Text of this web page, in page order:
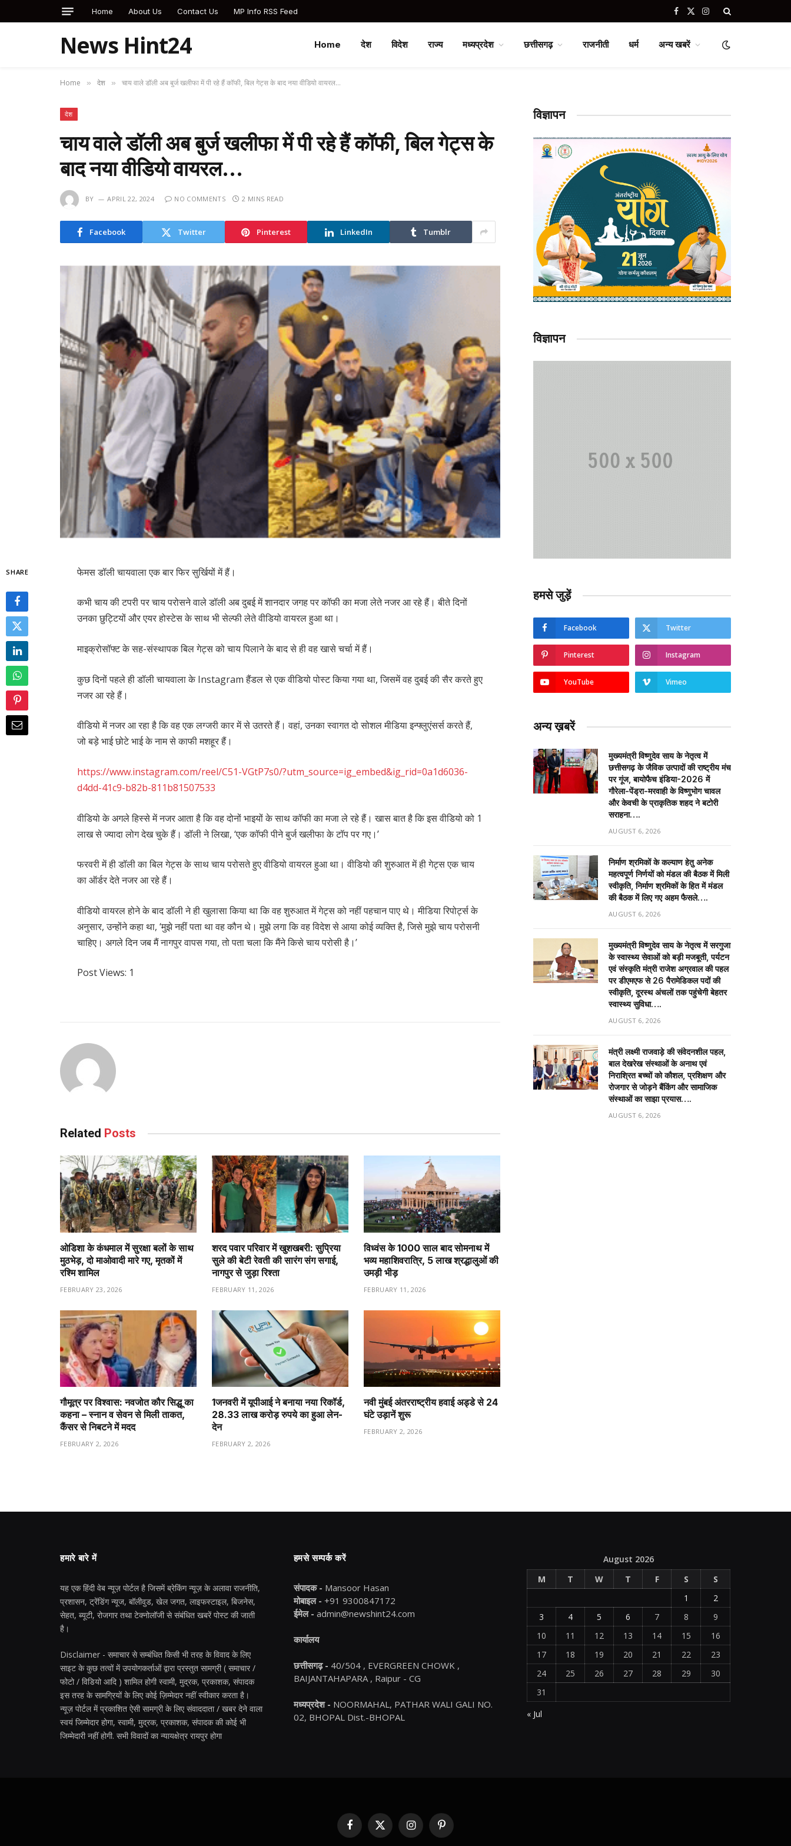
Home About Us Contact Us MP Info RSS Feed Facebook
X
Instagram
News Hint24 Home देश विदेश राज्य मध्यप्रदेश छत्तीसगढ़ राजनीती धर्म अन्य खबरें
Home » देश » चाय वाले डॉली अब बुर्ज खलीफा में पी रहे हैं कॉफी, बिल गेट्स के बाद नया वीडियो वायरल…
देश
चाय वाले डॉली अब बुर्ज खलीफा में पी रहे हैं कॉफी, बिल गेट्स के
बाद नया वीडियो वायरल…
BY APRIL 22, 2024 NO COMMENTS 2 MINS READ
Facebook Twitter Pinterest LinkedIn Tumblr
SHARE फेमस डॉली चायवाला एक बार फिर सुर्खियों में हैं।
कभी चाय की टपरी पर चाय परोसने वाले डॉली अब दुबई में शानदार जगह पर कॉफी का मजा लेते नजर आ रहे हैं। बीते दिनों
उनका छुट्टियों और एयर होस्टेस के साथ भी सेल्फी लेते वीडियो वायरल हुआ था।
माइक्रोसॉफ्ट के सह-संस्थापक बिल गेट्स को चाय पिलाने के बाद से ही वह खासे चर्चा में हैं।
कुछ दिनों पहले ही डॉली चायवाला के Instagram हैंडल से एक वीडियो पोस्ट किया गया था, जिसमें वह दुबई की सैर करते हुए
नजर आ रहे हैं।
वीडियो में नजर आ रहा है कि वह एक लग्जरी कार में से उतरते हैं। वहां, उनका स्वागत दो सोशल मीडिया इन्फ्लुएंसर्स करते हैं,
जो बड़े भाई छोटे भाई के नाम से काफी मशहूर हैं।
https://www.instagram.com/reel/C51-VGtP7s0/?utm_source=ig_embed&ig_rid=0a1d6036-
d4dd-41c9-b82b-811b81507533
वीडियो के अगले हिस्से में नजर आता है कि वह दोनों भाइयों के साथ कॉफी का मजा ले रहे हैं। खास बात है कि इस वीडियो को 1
लाख से ज्यादा लोग देख चुके हैं। डॉली ने लिखा, ‘एक कॉफी पीने बुर्ज खलीफा के टॉप पर गए।’
फरवरी में ही डॉली का बिल गेट्स के साथ चाय परोसते हुए वीडियो वायरल हुआ था। वीडियो की शुरुआत में ही गेट्स एक चाय
का ऑर्डर देते नजर आ रहे हैं।
वीडियो वायरल होने के बाद डॉली ने ही खुलासा किया था कि वह शुरुआत में गेट्स को नहीं पहचान पाए थे। मीडिया रिपोर्ट्स के
अनुसार, उन्होंने कहा था, ‘मुझे नहीं पता था वह कौन थे। मुझे लगा कि वह विदेश से आया कोई व्यक्ति है, जिसे मुझे चाय परोसनी
चाहिए। अगले दिन जब मैं नागपुर वापस गया, तो पता चला कि मैंने किसे चाय परोसी है।’
Post Views: 1
Related Posts
ओडिशा के कंधमाल में सुरक्षा बलों के साथ
मुठभेड़, दो माओवादी मारे गए, मृतकों में
रश्मि शामिल
FEBRUARY 23, 2026
शरद पवार परिवार में खुशखबरी: सुप्रिया
सुले की बेटी रेवती की सारंग संग सगाई,
नागपुर से जुड़ा रिश्ता
FEBRUARY 11, 2026
विध्वंस के 1000 साल बाद सोमनाथ में
भव्य महाशिवरात्रि, 5 लाख श्रद्धालुओं की
उमड़ी भीड़
FEBRUARY 11, 2026
गौमूत्र पर विश्वास: नवजोत कौर सिद्धू का
कहना – स्नान व सेवन से मिली ताकत,
कैंसर से निबटने में मदद
FEBRUARY 2, 2026
1️जनवरी में यूपीआई ने बनाया नया रिकॉर्ड,
28.33 लाख करोड़ रुपये का हुआ लेन-
देन
FEBRUARY 2, 2026
नवी मुंबई अंतरराष्ट्रीय हवाई अड्डे से 24
घंटे उड़ानें शुरू
FEBRUARY 2, 2026
विज्ञापन
विज्ञापन
हमसे जुड़ें
Facebook Twitter
Pinterest Instagram
YouTube Vimeo
अन्य ख़बरें
मुख्यमंत्री विष्णुदेव साय के नेतृत्व में
छत्तीसगढ़ के जैविक उत्पादों की राष्ट्रीय मंच
पर गूंज, बायोफैच इंडिया-2026 में
गौरेला-पेंड्रा-मरवाही के विष्णुभोग चावल
और केवची के प्राकृतिक शहद ने बटोरी
सराहना….
AUGUST 6, 2026
निर्माण श्रमिकों के कल्याण हेतु अनेक
महत्वपूर्ण निर्णयों को मंडल की बैठक में मिली
स्वीकृति, निर्माण श्रमिकों के हित में मंडल
की बैठक में लिए गए अहम फैसले….
AUGUST 6, 2026
मुख्यमंत्री विष्णुदेव साय के नेतृत्व में सरगुजा
के स्वास्थ्य सेवाओं को बड़ी मजबूती, पर्यटन
एवं संस्कृति मंत्री राजेश अग्रवाल की पहल
पर डीएमएफ से 26 पैरामेडिकल पदों की
स्वीकृति, दूरस्थ अंचलों तक पहुंचेगी बेहतर
स्वास्थ्य सुविधा….
AUGUST 6, 2026
मंत्री लक्ष्मी राजवाड़े की संवेदनशील पहल,
बाल देखरेख संस्थाओं के अनाथ एवं
निराश्रित बच्चों को कौशल, प्रशिक्षण और
रोजगार से जोड़ने बैंकिंग और सामाजिक
संस्थाओं का साझा प्रयास….
AUGUST 6, 2026
हमारे बारे में
यह एक हिंदी वेब न्यूज़ पोर्टल है जिसमें ब्रेकिंग न्यूज़ के अलावा राजनीति,
प्रशासन, ट्रेंडिंग न्यूज, बॉलीवुड, खेल जगत, लाइफस्टाइल, बिजनेस,
सेहत, ब्यूटी, रोजगार तथा टेक्नोलॉजी से संबंधित खबरें पोस्ट की जाती
है।
Disclaimer - समाचार से सम्बंधित किसी भी तरह के विवाद के लिए
साइट के कुछ तत्वों में उपयोगकर्ताओं द्वारा प्रस्तुत सामग्री ( समाचार /
फोटो / विडियो आदि ) शामिल होगी स्वामी, मुद्रक, प्रकाशक, संपादक
इस तरह के सामग्रियों के लिए कोई ज़िम्मेदार नहीं स्वीकार करता है।
न्यूज़ पोर्टल में प्रकाशित ऐसी सामग्री के लिए संवाददाता / खबर देने वाला
स्वयं जिम्मेदार होगा, स्वामी, मुद्रक, प्रकाशक, संपादक की कोई भी
जिम्मेदारी नहीं होगी. सभी विवादों का न्यायक्षेत्र रायपुर होगा
हमसे सम्पर्क करें
संपादक - Mansoor Hasan
मोबाइल - +91 9300847172
ईमेल - admin@newshint24.com
कार्यालय
छत्तीसगढ़ - 40/504 , EVERGREEN CHOWK ,
BAIJANTAHAPARA , Raipur - CG
मध्यप्रदेश - NOORMAHAL, PATHAR WALI GALI NO.
02, BHOPAL Dist.-BHOPAL
August 2026
M
T W T F S
S
1
2
3
4 5 6 7 8
9
10
11 12 13 14 15
16
17
18 19 20 21 22
23
24
25 26 27 28 29
30
31
« Jul
Facebook
X
(Twitter)
InstagramPinterest